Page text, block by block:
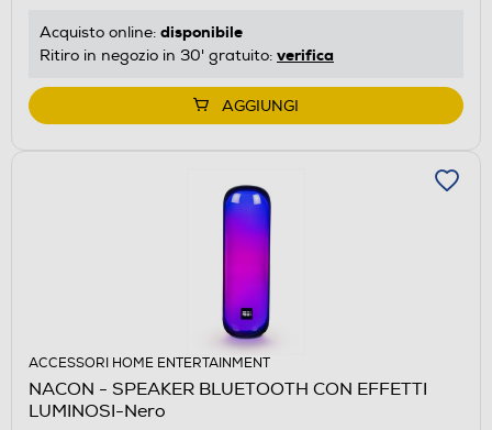
Acquisto online: disponibile
Ritiro in negozio in 30' gratuito: verifica
AGGIUNGI
ACCESSORI HOME ENTERTAINMENT
NACON - SPEAKER BLUETOOTH CON EFFETTI
LUMINOSI-Nero